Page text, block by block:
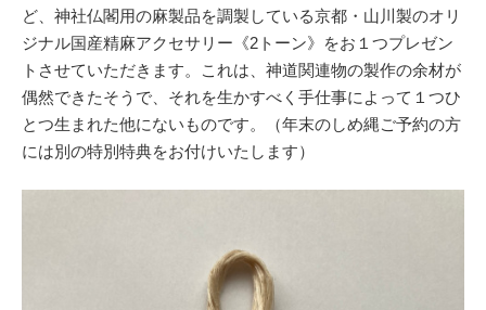
ど、神社仏閣用の麻製品を調製している京都・山川製のオリ
ジナル国産精麻アクセサリー《2トーン》をお１つプレゼン
トさせていただきます。これは、神道関連物の製作の余材が
偶然できたそうで、それを生かすべく手仕事によって１つひ
とつ生まれた他にないものです。（年末のしめ縄ご予約の方
には別の特別特典をお付けいたします）